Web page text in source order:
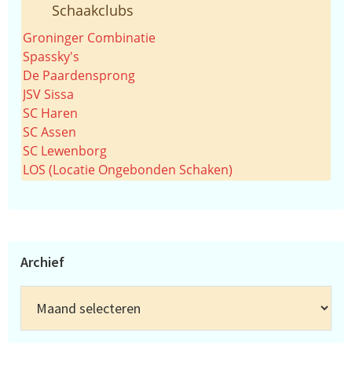
Schaakclubs
Groninger Combinatie
Spassky's
De Paardensprong
JSV Sissa
SC Haren
SC Assen
SC Lewenborg
LOS (Locatie Ongebonden Schaken)
Archief